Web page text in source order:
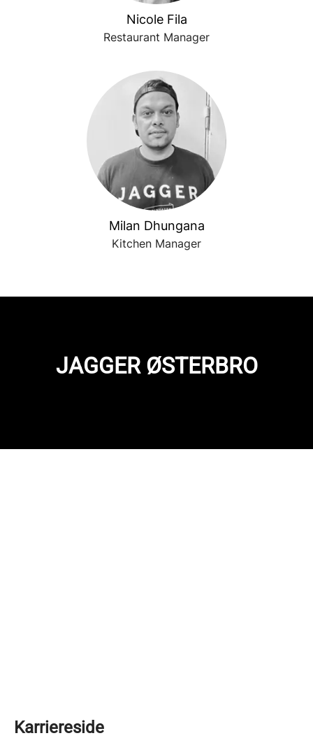
Nicole Fila
Restaurant Manager
Milan Dhungana
Kitchen Manager
JAGGER ØSTERBRO
Karriereside